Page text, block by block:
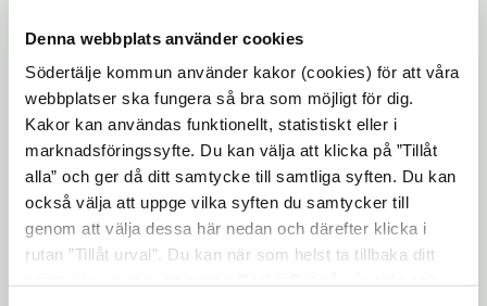
Denna webbplats använder cookies
Södertälje kommun använder kakor (cookies) för att våra
webbplatser ska fungera så bra som möjligt för dig.
Kakor kan användas funktionellt, statistiskt eller i
marknadsföringssyfte. Du kan välja att klicka på ”Tillåt
alla” och ger då ditt samtycke till samtliga syften. Du kan
också välja att uppge vilka syften du samtycker till
genom att välja dessa här nedan och därefter klicka i
rutan ”Tillåt urval”. Du kan när som helst ta tillbaka ditt
Södertälje ?”, är texten som finns i alla
väckt omvärldens intresse.
Nomineringen lyder:Denna kommun har
rivstartat arbetet kring attraktionsfrågorna
och har på kort tid nått tydliga resultat inom
området. Man har vinnlagt sig om att lyfta
fram personer i profileringen som visar på
den bredd av möjligheter som finns inom